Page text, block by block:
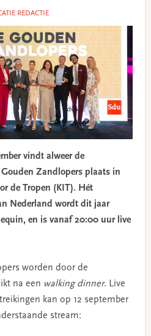
REDACTIE
vindt alweer de
Zandlopers plaats in
de Tropen (KIT). Hét
Nederland wordt dit jaar
en is vanaf 20:00 uur live
worden door de
na een walking dinner. Live
kan op 12 september
stream: